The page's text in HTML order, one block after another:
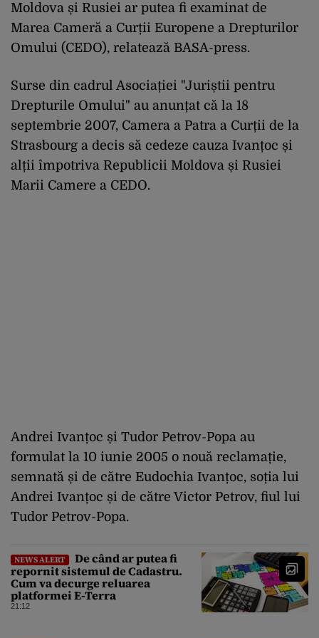
Moldova și Rusiei ar putea fi examinat de
Marea Cameră a Curții Europene a Drepturilor
Omului (CEDO), relatează BASA-press.
Surse din cadrul Asociației "Juriștii pentru
Drepturile Omului" au anunțat că la 18
septembrie 2007, Camera a Patra a Curții de la
Strasbourg a decis să cedeze cauza Ivanțoc și
alții împotriva Republicii Moldova și Rusiei
Marii Camere a CEDO.
Andrei Ivanțoc și Tudor Petrov-Popa au
formulat la 10 iunie 2005 o nouă reclamație,
semnată și de către Eudochia Ivanțoc, soția lui
Andrei Ivanțoc și de către Victor Petrov, fiul lui
Tudor Petrov-Popa.
NEWS ALERT
De când ar putea fi
repornit sistemul de Cadastru.
Cum va decurge reluarea
platformei E-Terra
21:12